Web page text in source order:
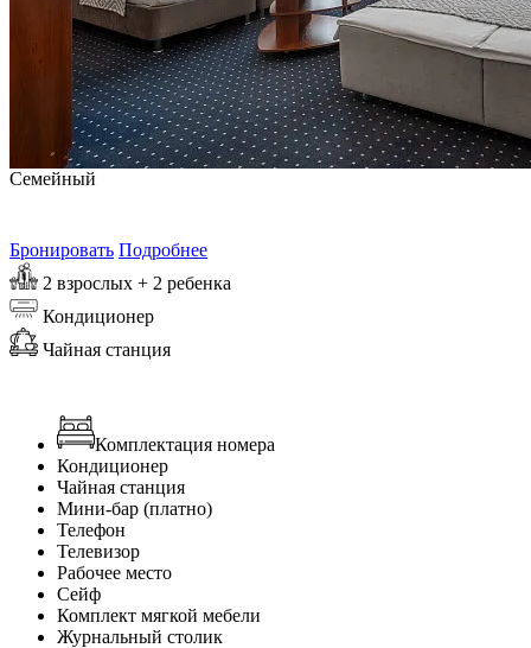
Семейный
Бронировать Подробнее
2 взрослых + 2 ребенка
Кондиционер
Чайная станция
Комплектация номера
Кондиционер
Чайная станция
Мини-бар (платно)
Телефон
Телевизор
Рабочее место
Сейф
Комплект мягкой мебели
Журнальный столик